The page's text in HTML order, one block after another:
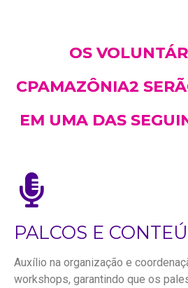
OS
CPAMAZÔNIA2
EM UMA DAS
PALCOS E
Auxílio na organização e
workshops, garantindo que os